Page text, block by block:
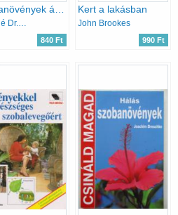
840 Ft
Kert a lakásban
John Brookes
990 Ft